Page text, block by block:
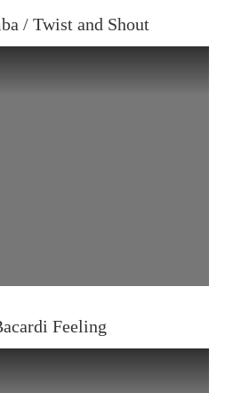
/ Twist and Shout
Feeling